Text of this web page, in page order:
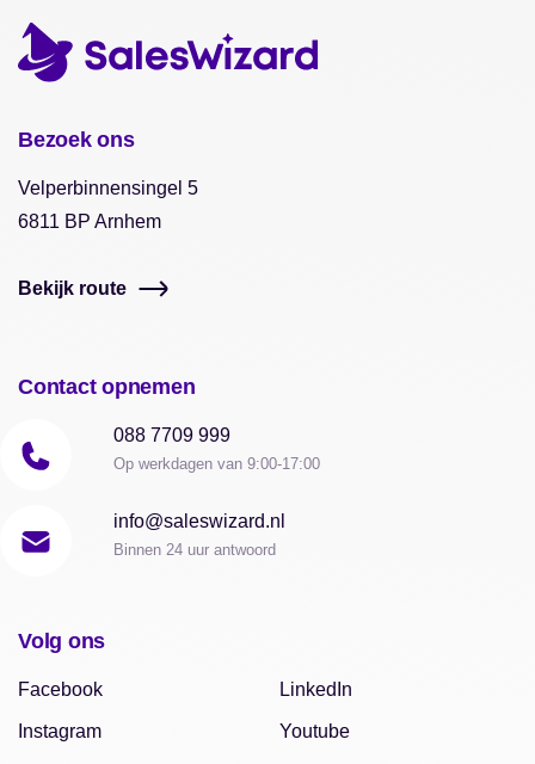
Bezoek ons
Velperbinnensingel 5
6811 BP Arnhem
Bekijk route
Contact opnemen
088 7709 999
Op werkdagen van 9:00-17:00
info@saleswizard.nl
Binnen 24 uur antwoord
Volg ons
Facebook
Instagram
LinkedIn
Youtube